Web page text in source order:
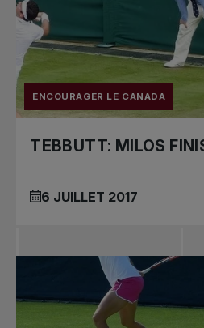
ENCOURAGER LE CANADA
TEBBUTT: MILOS
6 JUILLET 2017